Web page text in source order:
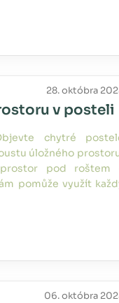
28. októbra
v posteli
chytré
úložného
pod roštem
pomůže využít
06. októbra